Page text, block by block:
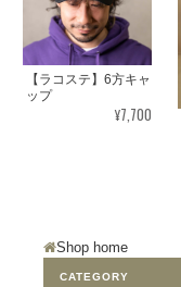
【ラコステ】6方キャ
ップ
¥7,700
Shop home
CATEGORY